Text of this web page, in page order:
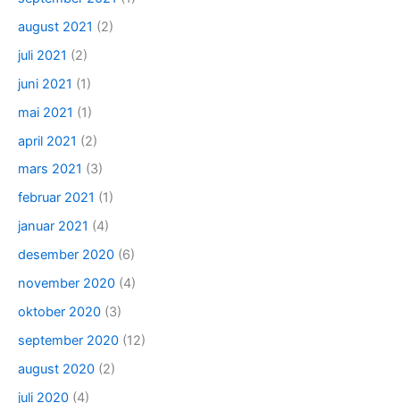
august 2021 (2)
juli 2021 (2)
juni 2021 (1)
mai 2021 (1)
april 2021 (2)
mars 2021 (3)
februar 2021 (1)
januar 2021 (4)
desember 2020 (6)
november 2020 (4)
oktober 2020 (3)
september 2020 (12)
august 2020 (2)
juli 2020 (4)